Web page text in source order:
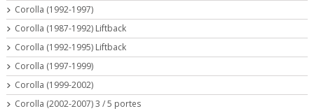
Corolla (1992-1997)
Corolla (1987-1992) Liftback
Corolla (1992-1995) Liftback
Corolla (1997-1999)
Corolla (1999-2002)
Corolla (2002-2007) 3 / 5 portes